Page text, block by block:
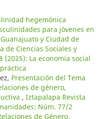
hegemónica
para jóvenes en
y Ciudad de
de Ciencias Sociales y
(2025): La economía social
Presentación del Tema
de género,
, Iztapalapa Revista
Núm. 77/2
de Género,